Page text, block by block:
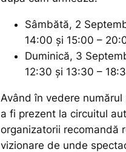
Sâmbătă, 2
14:00 și 15:00 –
Duminică, 3
12:30 și 13:30 –
Având în vedere
a fi prezent la circuitul
organizatorii recomandă
vizionare de unde